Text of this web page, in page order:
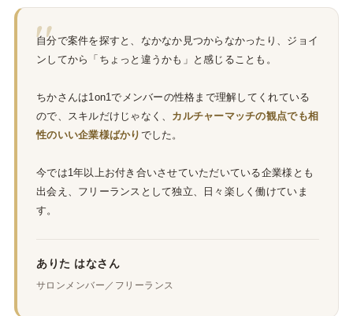
"
自分で案件を探すと、なかなか見つからなかったり、ジョイ
ンしてから「ちょっと違うかも」と感じることも。
ちかさんは1on1でメンバーの性格まで理解してくれている
ので、スキルだけじゃなく、 カルチャーマッチの観点でも相
性のいい企業様ばかり でした。
今では1年以上お付き合いさせていただいている企業様とも
出会え、フリーランスとして独立、日々楽しく働けていま
す。
ありた はなさん
サロンメンバー／フリーランス